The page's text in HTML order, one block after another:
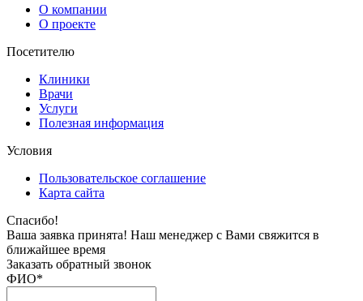
О компании
О проекте
Посетителю
Клиники
Врачи
Услуги
Полезная информация
Условия
Пользовательское соглашение
Карта сайта
Спасибо!
Ваша заявка принята! Наш менеджер с Вами свяжится в
ближайшее время
Заказать обратный звонок
ФИО*